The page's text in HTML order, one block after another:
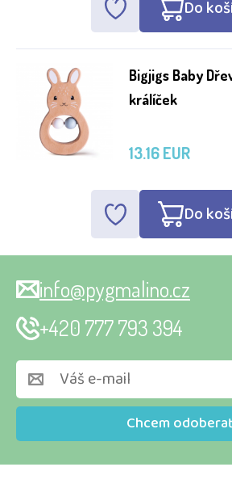
Do
Bigjigs Baby
králíček
13.16 EUR
Do
Chcem
info@pygmalino.cz
+420 777 793 394